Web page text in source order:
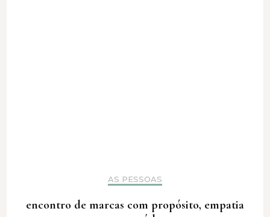
AS PESSOAS
encontro de marcas com propósito, empatia